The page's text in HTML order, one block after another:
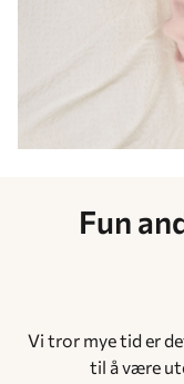
Fun
Vi tror mye tid er
til å være